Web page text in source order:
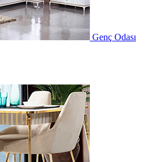
Genç Odası